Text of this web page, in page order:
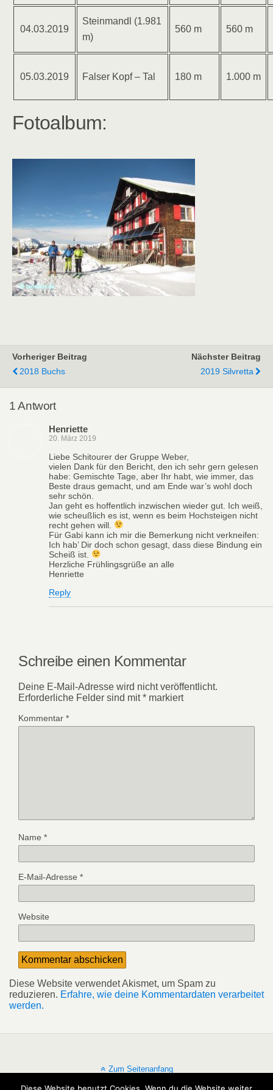
04.03.2019
Steinmandl (1.981
m)
560 m 560 m
05.03.2019 Falser Kopf – Tal 180 m 1.000 m
Fotoalbum:
Vorheriger Beitrag
2018 Buchs
Nächster Beitrag
2019 Silvretta
1 Antwort
Henriette
20. März 2019
Liebe Schitourer der Gruppe Weber,
vielen Dank für den Bericht, den ich sehr gern gelesen
habe: Gemischte Tage, aber Ihr habt, wie immer, das
Beste draus gemacht, und am Ende war’s wohl doch
sehr schön.
Jan geht es hoffentlich inzwischen wieder gut. Ich weiß,
wie scheußlich es ist, wenn es beim Hochsteigen nicht
recht gehen will.
Für Gabi kann ich mir die Bemerkung nicht verkneifen:
Ich hab’ Dir doch schon gesagt, dass diese Bindung ein
Scheiß ist.
Herzliche Frühlingsgrüße an alle
Henriette
Reply
Schreibe einen Kommentar
Deine E-Mail-Adresse wird nicht veröffentlicht.
Erforderliche Felder sind mit* markiert
Kommentar *
Name *
E-Mail-Adresse *
Website
Diese Website verwendet Akismet, um Spam zu
reduzieren. Erfahre, wie deine Kommentardaten verarbeitet
werden.
Zum Seitenanfang